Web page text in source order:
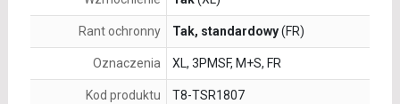
Rant ochronny Tak, standardowy(FR)
Oznaczenia XL, 3PMSF, M+S, FR
Kod produktu T8-TSR1807